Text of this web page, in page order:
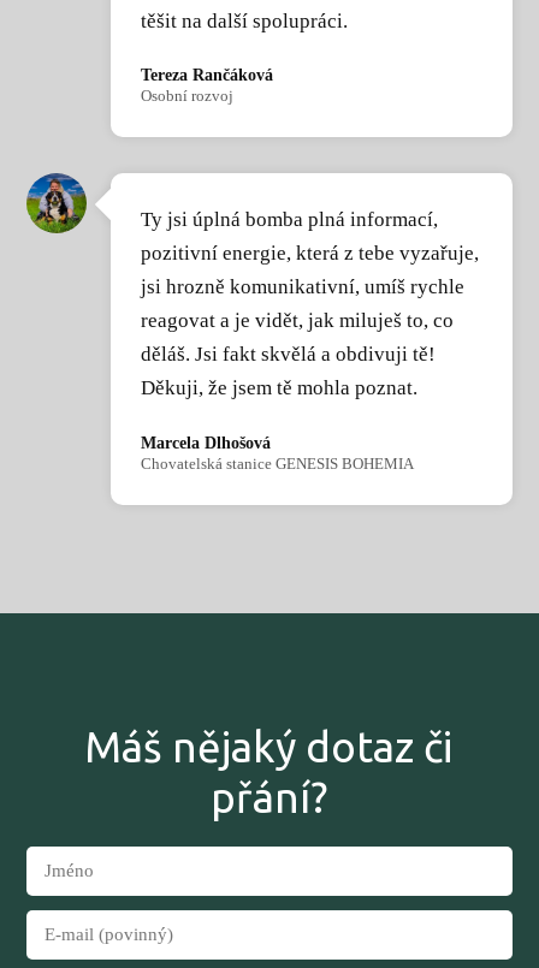
těšit na další spolupráci.
Tereza Rančáková
Osobní rozvoj
Ty jsi úplná bomba plná informací,
pozitivní energie, která z tebe vyzařuje,
jsi hrozně komunikativní, umíš rychle
reagovat a je vidět, jak miluješ to, co
děláš. Jsi fakt skvělá a obdivuji tě!
Děkuji, že jsem tě mohla poznat.
Marcela Dlhošová
Chovatelská stanice GENESIS BOHEMIA
Máš nějaký dotaz či
přání?